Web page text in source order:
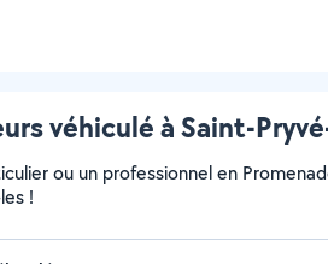
véhiculé à Saint-
ou un professionnel en
!